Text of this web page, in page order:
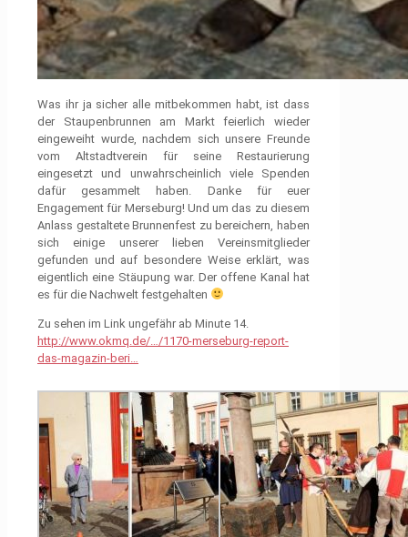
Was ihr ja sicher alle mitbekommen habt, ist dass
der Staupenbrunnen am Markt feierlich wieder
eingeweiht wurde, nachdem sich unsere Freunde
vom Altstadtverein für seine Restaurierung
eingesetzt und unwahrscheinlich viele Spenden
dafür gesammelt haben. Danke für euer
Engagement für Merseburg! Und um das zu diesem
Anlass gestaltete Brunnenfest zu bereichern, haben
sich einige unserer lieben Vereinsmitglieder
gefunden und auf besondere Weise erklärt, was
eigentlich eine Stäupung war. Der offene Kanal hat
es für die Nachwelt festgehalten
Zu sehen im Link ungefähr ab Minute 14.
http://www.okmq.de/…/1170-merseburg-report-
das-magazin-beri…